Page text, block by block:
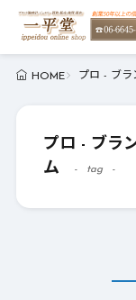
HOME プロ - ブラ
プロ - ブラ
ム
tag